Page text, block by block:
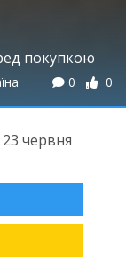
покупкою
0 0
23 червня